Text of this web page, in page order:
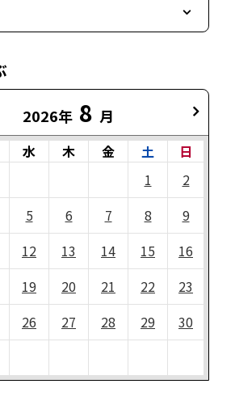
2026年 8 月
水 木 金 土
日
1
2
5 6 7 8
9
12 13 14 15
16
19 20 21 22
23
26 27 28 29
30